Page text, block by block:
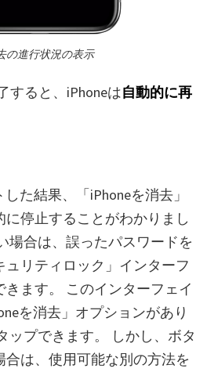
の進行状況の表示
すると、iPhoneは自動的に再
た結果、「iPhoneを消去」
停止することがわかりまし
場合は、誤ったパスワードを
リティロック」インターフ
ます。 このインターフェイ
を消去」オプションがあり
ップできます。 しかし、ボタ
合は、使用可能な別の方法を